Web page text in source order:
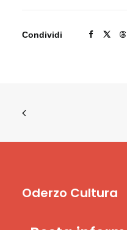
Condividi
Oderzo Cultura